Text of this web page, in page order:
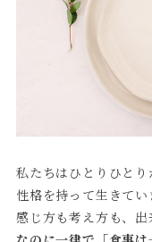
私たちはひとりひと
性格を持って生きてい
感じ方も考え方も、出